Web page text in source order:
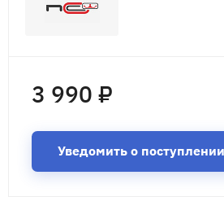
3 990 ₽
Уведомить о поступлении